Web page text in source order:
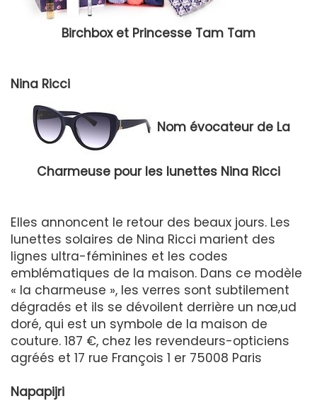
Birchbox et Princesse Tam Tam
Nina Ricci
Nom évocateur de La
Charmeuse pour les lunettes Nina Ricci
Elles annoncent le retour des beaux jours. Les
lunettes solaires de Nina Ricci marient des
lignes ultra-féminines et les codes
emblématiques de la maison. Dans ce modèle
« la charmeuse », les verres sont subtilement
dégradés et ils se dévoilent derrière un nœ,ud
doré, qui est un symbole de la maison de
couture. 187 €, chez les revendeurs-opticiens
agréés et 17 rue François 1 er 75008 Paris
Napapijri